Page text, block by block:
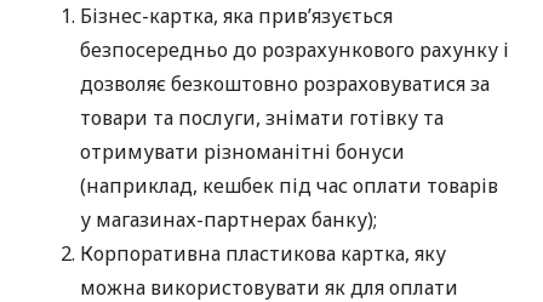
Бізнес-картка, яка прив’язується
безпосередньо до розрахункового рахунку і
дозволяє безкоштовно розраховуватися за
товари та послуги, знімати готівку та
отримувати різноманітні бонуси
(наприклад, кешбек під час оплати товарів
у магазинах-партнерах банку);
Корпоративна пластикова картка, яку
можна використовувати як для оплати